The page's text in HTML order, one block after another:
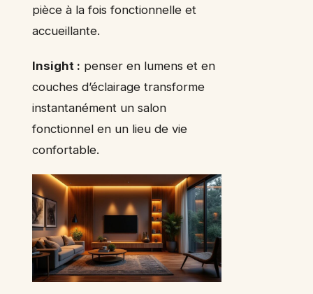
pièce à la fois fonctionnelle et
accueillante.
Insight : penser en lumens et en
couches d’éclairage transforme
instantanément un salon
fonctionnel en un lieu de vie
confortable.